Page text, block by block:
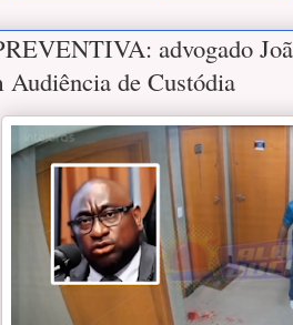
advogado
Audiência de Custódia